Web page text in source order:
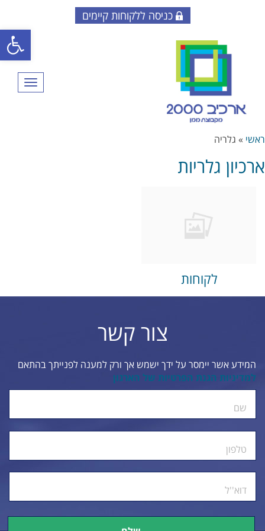
פתח
כניסה ללקוחות קיימים
תפריט
ראשי » גלריה
ארכיון גלריות
לקוחות
צור קשר
המידע אשר יימסר על ידך ישמש אך ורק למענה לפנייתך בהתאם
למדיניות הגנת הפרטיות של הארגון
שם
טלפון
דוא''ל